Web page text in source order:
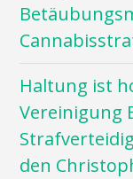
Haltung ist
Vereinigung
den